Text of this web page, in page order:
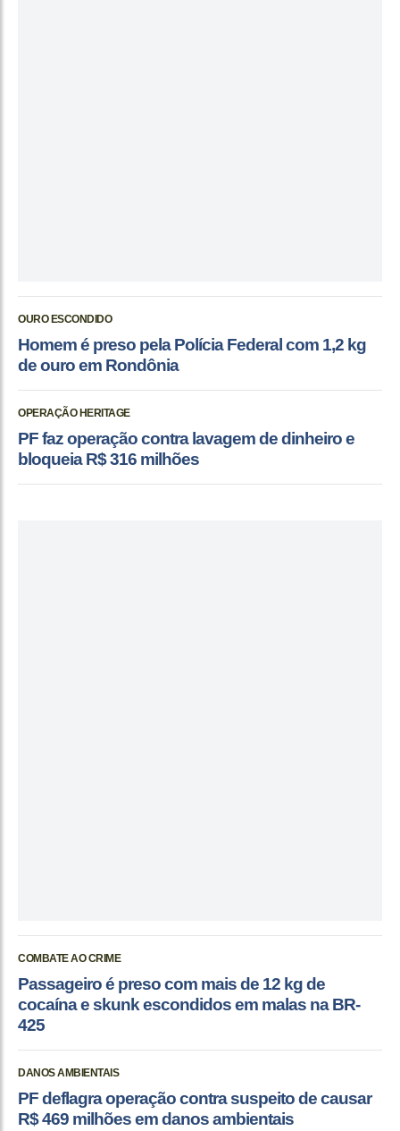
OURO ESCONDIDO
Homem é preso pela Polícia Federal com 1,2 kg
de ouro em Rondônia
OPERAÇÃO HERITAGE
PF faz operação contra lavagem de dinheiro e
bloqueia R$ 316 milhões
COMBATE AO CRIME
Passageiro é preso com mais de 12 kg de
cocaína e skunk escondidos em malas na BR-
425
DANOS AMBIENTAIS
PF deflagra operação contra suspeito de causar
R$ 469 milhões em danos ambientais